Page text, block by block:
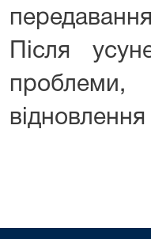
Після